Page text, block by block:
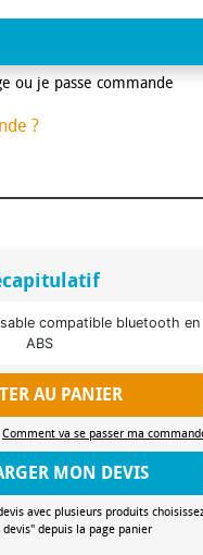
ou je passe commande
?
compatible bluetooth en
ABS
AU PANIER
Comment va se passer ma
MON DEVIS
avec plusieurs produits
depuis la page panier